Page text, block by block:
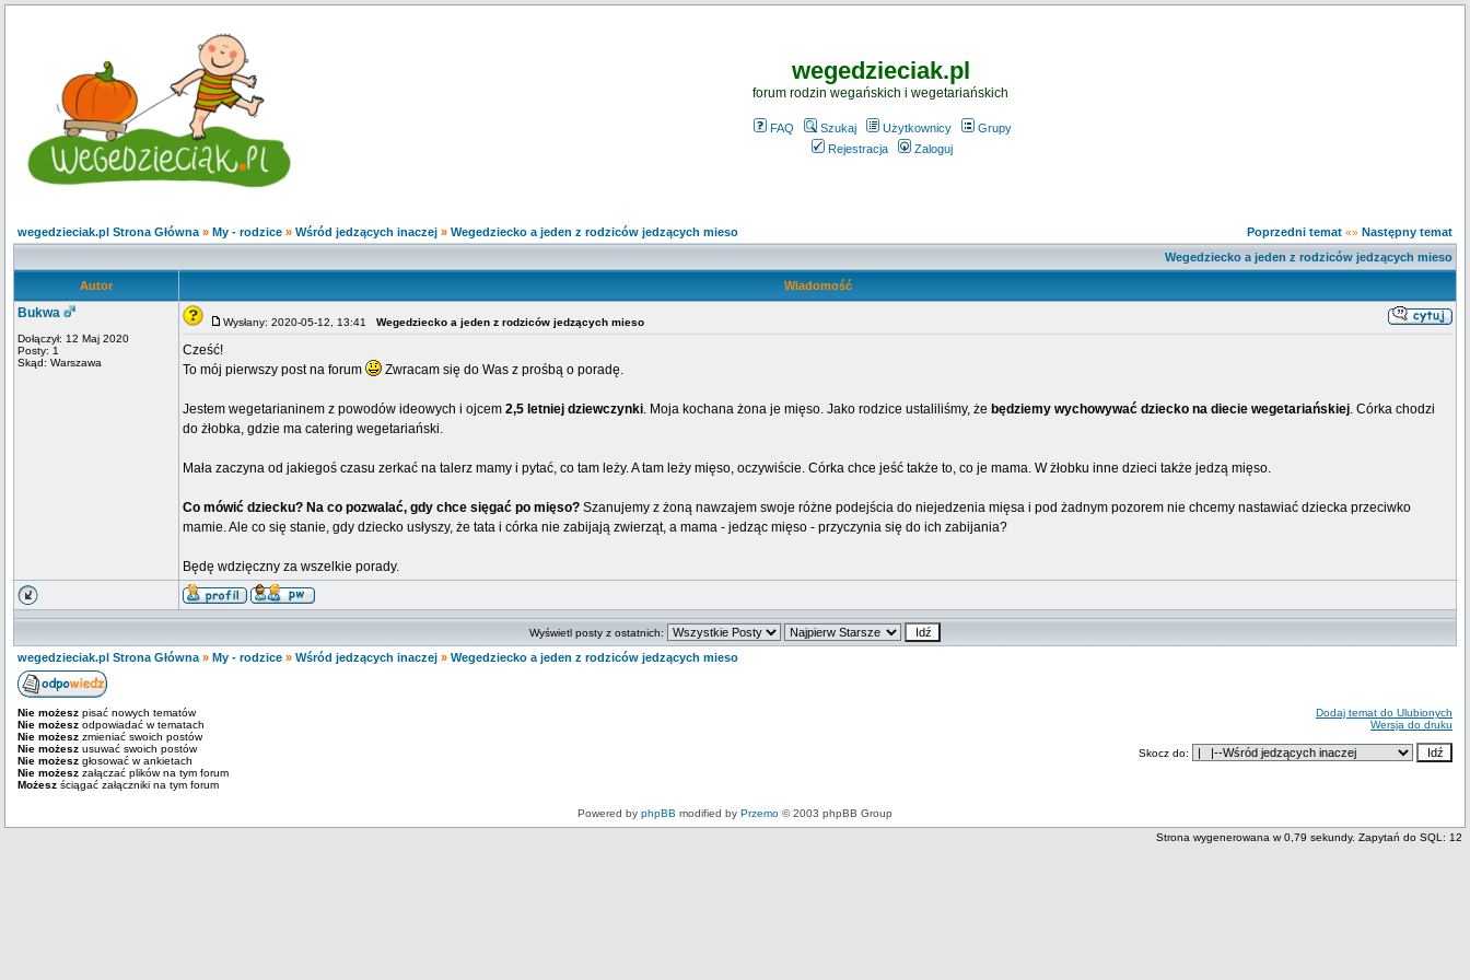
wegedzieciak.pl
forum rodzin wegańskich i wegetariańskich
FAQ Szukaj Użytkownicy
Grupy
Rejestracja
Zaloguj
wegedzieciak.pl Strona Główna » My - rodzice » Wśród jedzących inaczej » Wegedziecko a jeden z rodziców jedzących mieso Poprzedni temat «» Następny temat
Wegedziecko a jeden z rodziców jedzących mieso
Autor Wiadomość
Bukwa
Dołączył: 12 Maj 2020
Posty: 1
Skąd: Warszawa
Wysłany: 2020-05-12, 13:41 Wegedziecko a jeden z rodziców jedzących mieso
Cześć!
To mój pierwszy post na forum
Zwracam się do Was z prośbą o poradę.
Jestem wegetarianinem z powodów ideowych i ojcem 2,5 letniej dziewczynki. Moja kochana żona je mięso. Jako rodzice ustaliliśmy, że będziemy wychowywać dziecko na diecie wegetariańskiej. Córka chodzi
do żłobka, gdzie ma catering wegetariański.
Mała zaczyna od jakiegoś czasu zerkać na talerz mamy i pytać, co tam leży. A tam leży mięso, oczywiście. Córka chce jeść także to, co je mama. W żłobku inne dzieci także jedzą mięso.
Co mówić dziecku? Na co pozwalać, gdy chce sięgać po mięso? Szanujemy z żoną nawzajem swoje różne podejścia do niejedzenia mięsa i pod żadnym pozorem nie chcemy nastawiać dziecka przeciwko
mamie. Ale co się stanie, gdy dziecko usłyszy, że tata i córka nie zabijają zwierząt, a mama - jedząc mięso - przyczynia się do ich zabijania?
Będę wdzięczny za wszelkie porady.
Wyświetl posty z ostatnich:
wegedzieciak.pl Strona Główna » My - rodzice » Wśród jedzących inaczej » Wegedziecko a jeden z rodziców jedzących mieso
Nie możesz pisać nowych tematów
Nie możesz odpowiadać w tematach
Nie możesz zmieniać swoich postów
Nie możesz usuwać swoich postów
Nie możesz głosować w ankietach
Nie możesz załączać plików na tym forum
Możesz ściągać załączniki na tym forum
Dodaj temat do Ulubionych
Wersja do druku
Skocz do:
Powered by phpBB modified by Przemo © 2003 phpBB Group
Strona wygenerowana w 0,79 sekundy. Zapytań do SQL: 12